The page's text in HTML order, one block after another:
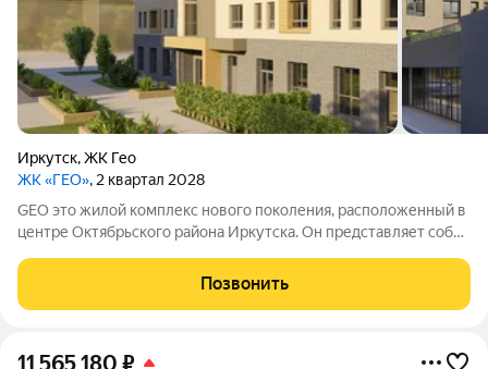
Иркутск,ЖК Гео
ЖК «ГЕО», 2 квартал 2028
GEO это жилой комплекс нового поколения, расположенный в
центре Октябрьского района Иркутска. Он представляет собой
инфраструктуры и возможностей для комфортной жизни,
досуга и общения.
Позвонить
11 565 180 ₽